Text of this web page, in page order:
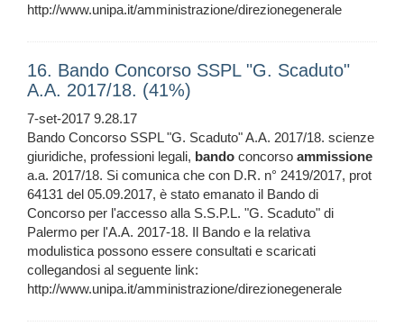
http://www.unipa.it/amministrazione/direzionegenerale
16. Bando Concorso SSPL "G. Scaduto"
A.A. 2017/18. (41%)
7-set-2017 9.28.17
Bando Concorso SSPL "G. Scaduto" A.A. 2017/18. scienze
giuridiche, professioni legali, bando concorso ammissione
a.a. 2017/18. Si comunica che con D.R. n° 2419/2017, prot
64131 del 05.09.2017, è stato emanato il Bando di
Concorso per l'accesso alla S.S.P.L. "G. Scaduto" di
Palermo per l'A.A. 2017-18. Il Bando e la relativa
modulistica possono essere consultati e scaricati
collegandosi al seguente link:
http://www.unipa.it/amministrazione/direzionegenerale